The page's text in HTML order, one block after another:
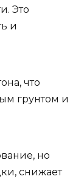
Это
и
что
грунтом и
но
снижает